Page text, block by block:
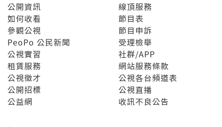
公開資訊
如何收看
參觀公視
PeoPo 公民新聞
公視實習
租賃服務
公視徵才
公開招標
公益網
線頂服務
節目表
節目申訴
受理檢舉
社群/APP
網站服務條款
公視各台頻道表
公視直播
收訊不良公告